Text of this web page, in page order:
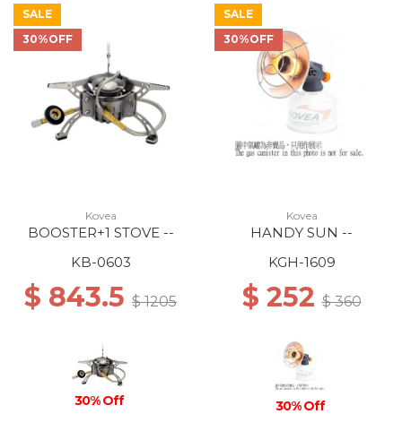
SALE
30%OFF
Kovea
BOOSTER+1 STOVE --
KB-0603
$ 843.5 $ 1205
30% Off
SALE
30%OFF
Kovea
HANDY SUN --
KGH-1609
$ 252$ 360
30% Off